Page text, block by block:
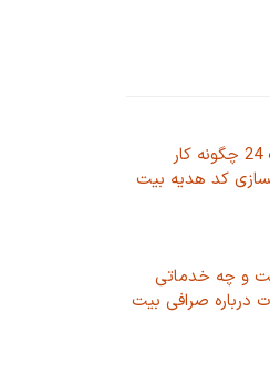
کد هدیه صرافی بیت 24 چگونه کار
کد هدیه بیت
24 چیست و چه خدماتی
درباره صرافی بیت